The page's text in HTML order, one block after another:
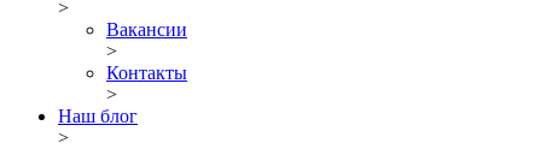
>
Вакансии
>
Контакты
>
Наш блог
>